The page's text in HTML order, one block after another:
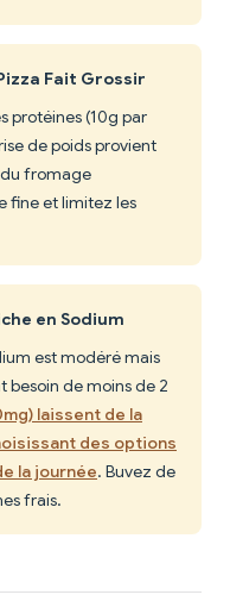
Fait Grossir
protéines (10g par
de poids provient
du fromage
fine et limitez les
en Sodium
est modéré mais
besoin de moins de 2
laissent de la
des options
la journée. Buvez de
frais.